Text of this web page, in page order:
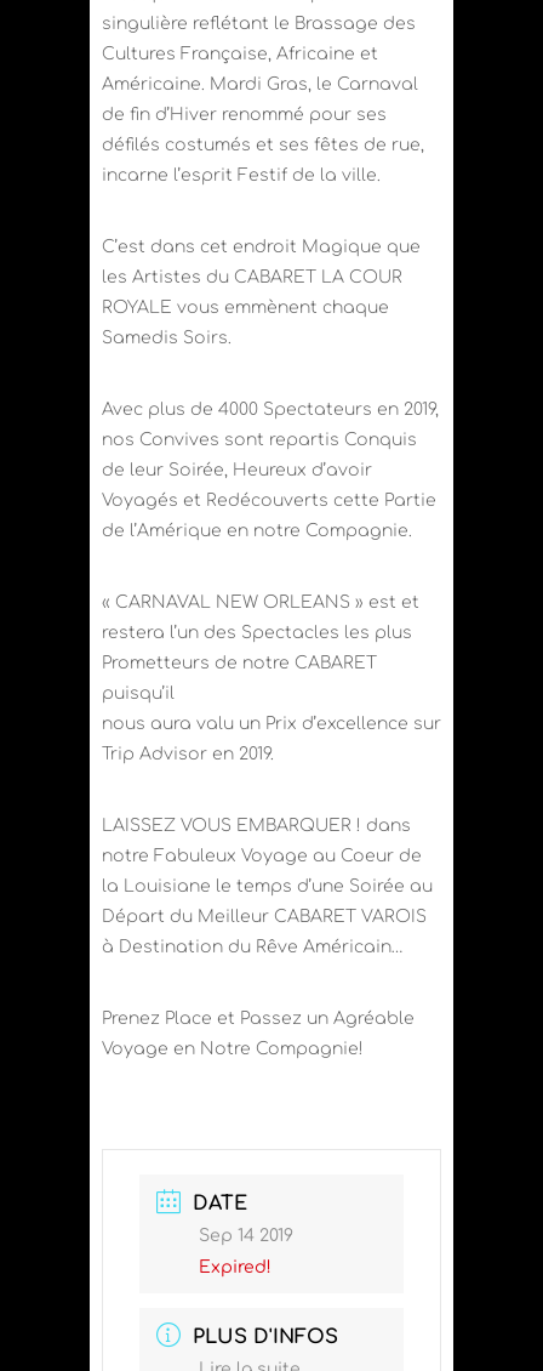
singulière reflétant le Brassage des
Cultures Française, Africaine et
Américaine. Mardi Gras, le Carnaval
de fin d’Hiver renommé pour ses
défilés costumés et ses fêtes de rue,
incarne l’esprit Festif de la ville.
C’est dans cet endroit Magique que
les Artistes du CABARET LA COUR
ROYALE vous emmènent chaque
Samedis Soirs.
Avec plus de 4000 Spectateurs en 2019,
nos Convives sont repartis Conquis
de leur Soirée, Heureux d’avoir
Voyagés et Redécouverts cette Partie
de l’Amérique en notre Compagnie.
« CARNAVAL NEW ORLEANS » est et
restera l’un des Spectacles les plus
Prometteurs de notre CABARET
puisqu’il
nous aura valu un Prix d’excellence sur
Trip Advisor en 2019.
LAISSEZ VOUS EMBARQUER ! dans
notre Fabuleux Voyage au Coeur de
la Louisiane le temps d’une Soirée au
Départ du Meilleur CABARET VAROIS
à Destination du Rêve Américain…
Prenez Place et Passez un Agréable
Voyage en Notre Compagnie!
DATE
Sep 14 2019
Expired!
PLUS D'INFOS